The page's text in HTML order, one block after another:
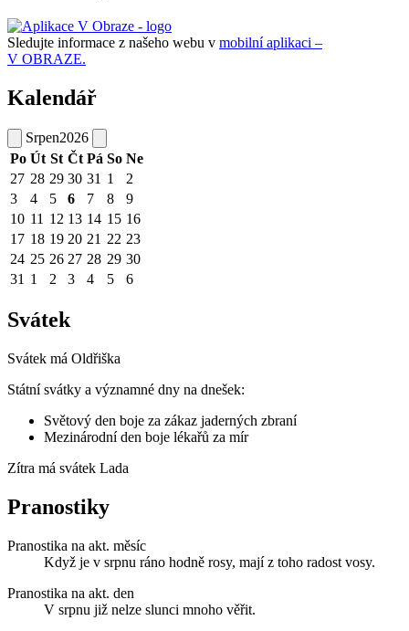
Sledujte informace z našeho webu v mobilní aplikaci –
V OBRAZE.
Kalendář
Srpen2026
Po Út St Čt Pá So Ne
27 28 29 30 31 1
2
3
4 5 6 7 8
9
10 11 12 13 14 15 16
17 18 19 20 21 22 23
24 25 26 27 28 29 30
31 1 2 3 4 5 6
Svátek
Svátek má Oldřiška
Státní svátky a významné dny na dnešek:
Světový den boje za zákaz jaderných zbraní
Mezinárodní den boje lékařů za mír
Zítra má svátek Lada
Pranostiky
Pranostika na akt. měsíc
Když je v srpnu ráno hodně rosy, mají z toho radost vosy.
Pranostika na akt. den
V srpnu již nelze slunci mnoho věřit.